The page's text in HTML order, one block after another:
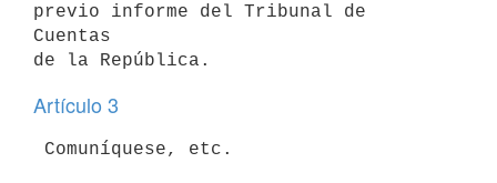
previo informe del Tribunal de
Cuentas
Artículo 3